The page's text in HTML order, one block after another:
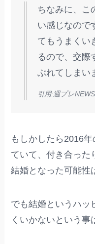
ちなみに、こ
い感じなので
てもうまくい
るので、交際
ぶれてしまい
引用:週プレNEWS
もしかしたら2016
ていて、付き合った
結婚となった可能性
でも結婚というハッ
くいかないという事